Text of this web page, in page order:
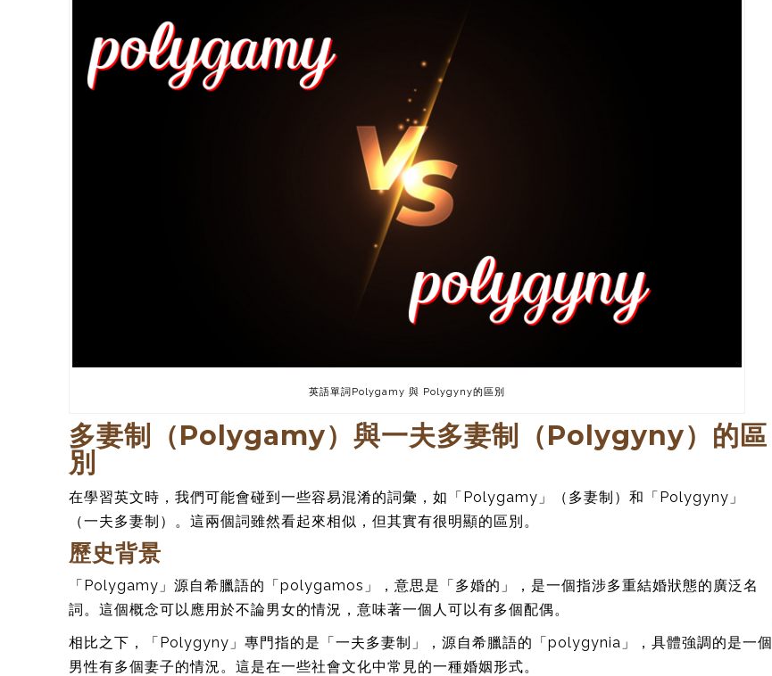
英語單詞Polygamy 與 Polygyny的區別
多妻制（Polygamy）與一夫多妻制（Polygyny）的區
別
在學習英文時，我們可能會碰到一些容易混淆的詞彙，如「Polygamy」（多妻制）和「Polygyny」
（一夫多妻制）。這兩個詞雖然看起來相似，但其實有很明顯的區別。
歷史背景
「Polygamy」源自希臘語的「polygamos」，意思是「多婚的」，是一個指涉多重結婚狀態的廣泛名
詞。這個概念可以應用於不論男女的情況，意味著一個人可以有多個配偶。
相比之下，「Polygyny」專門指的是「一夫多妻制」，源自希臘語的「polygynia」，具體強調的是一個
男性有多個妻子的情況。這是在一些社會文化中常見的一種婚姻形式。